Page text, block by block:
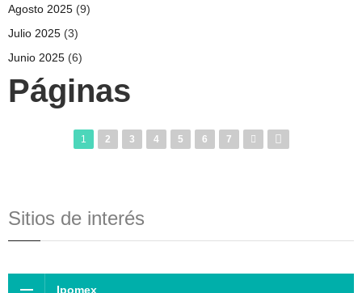
Agosto 2025 (9)
Julio 2025 (3)
Junio 2025 (6)
Páginas
1 2 3 4 5 6 7
Sitios de interés
Ipomex